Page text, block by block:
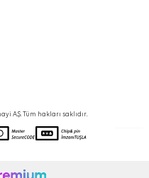
A.Ş. Tüm hakları saklıdır.